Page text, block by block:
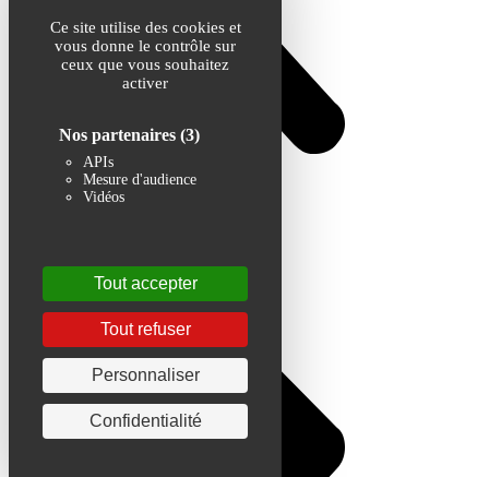
Ce site utilise des cookies et
vous donne le contrôle sur
ceux que vous souhaitez
activer
Nos partenaires (3)
APIs
Mesure d'audience
Vidéos
Tout accepter
Tout refuser
Personnaliser
Confidentialité